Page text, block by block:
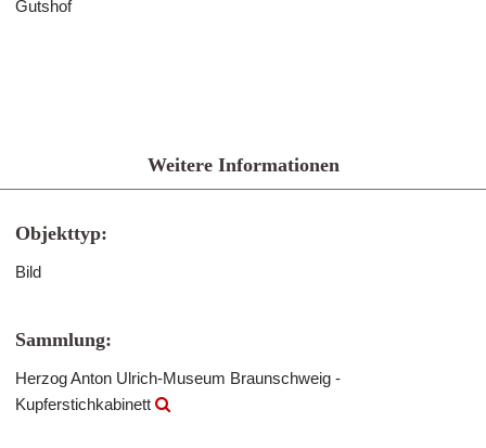
Gutshof
Weitere Informationen
Objekttyp:
Bild
Sammlung:
Herzog Anton Ulrich-Museum Braunschweig -
Kupferstichkabinett